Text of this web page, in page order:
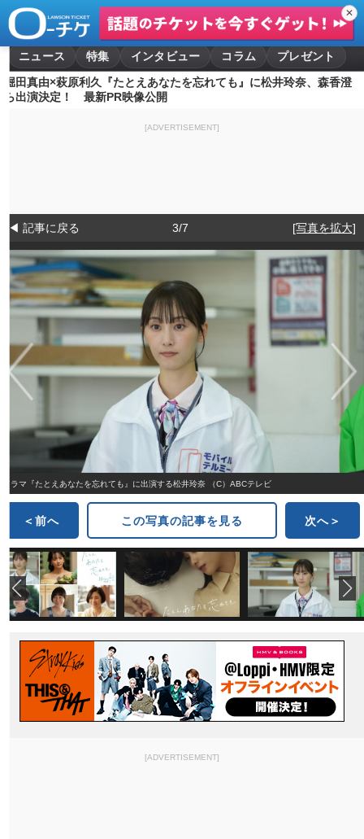
✕
ニュース 特集 インタビュー コラム
プレゼント
堀田真由×萩原利久『たとえあなたを忘れても』に松井玲奈、森香澄
ら出演決定！ 最新PR映像公開
[ADVERTISEMENT]
◀ 記事に戻る 3/7 [写真を拡大]
ドラマ『たとえあなたを忘れても』に出演する松井玲奈 （C）ABCテレビ
＜前へ この写真の記事を見る 次へ＞
[ADVERTISEMENT]